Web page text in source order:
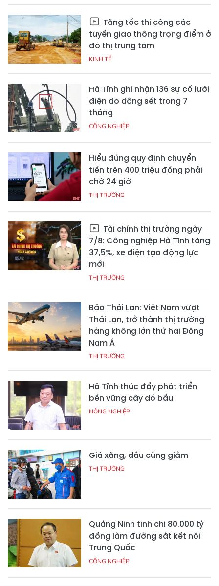
Tăng tốc thi công các
tuyến giao thông trọng điểm ở
đô thị trung tâm
KINH TẾ
Hà Tĩnh ghi nhận 136 sự cố lưới
điện do dông sét trong 7
tháng
CÔNG NGHIỆP
Hiểu đúng quy định chuyển
tiền trên 400 triệu đồng phải
chờ 24 giờ
THỊ TRƯỜNG
Tài chính thị trường ngày
7/8: Công nghiệp Hà Tĩnh tăng
37,5%, xe điện tạo động lực
mới
THỊ TRƯỜNG
Báo Thái Lan: Việt Nam vượt
Thái Lan, trở thành thị trường
hàng không lớn thứ hai Đông
Nam Á
THỊ TRƯỜNG
Hà Tĩnh thúc đẩy phát triển
bền vững cây dó bầu
NÔNG NGHIỆP
Giá xăng, dầu cùng giảm
THỊ TRƯỜNG
Quảng Ninh tính chi 80.000 tỷ
đồng làm đường sắt kết nối
Trung Quốc
CÔNG NGHIỆP